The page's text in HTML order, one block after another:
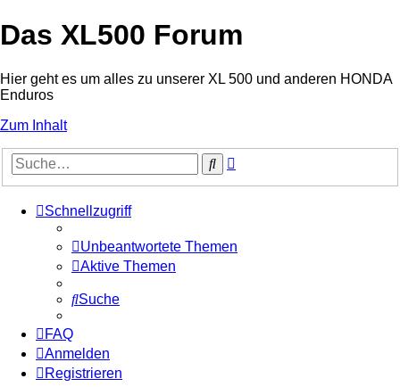
Das XL500 Forum
Hier geht es um alles zu unserer XL 500 und anderen HONDA
Enduros
Zum Inhalt
Suche
Schnellzugriff
Unbeantwortete Themen
Aktive Themen
Suche
FAQ
Anmelden
Registrieren